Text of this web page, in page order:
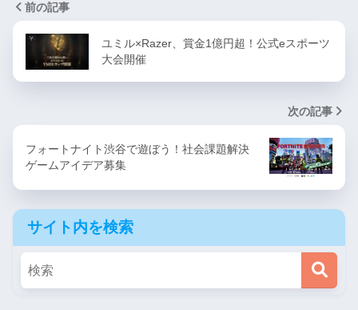
前の記事
ユミル×Razer、賞金1億円超！公式eスポーツ
大会開催
次の記事
フォートナイト渋谷で遊ぼう！社会課題解決
ゲームアイデア募集
サイト内を検索